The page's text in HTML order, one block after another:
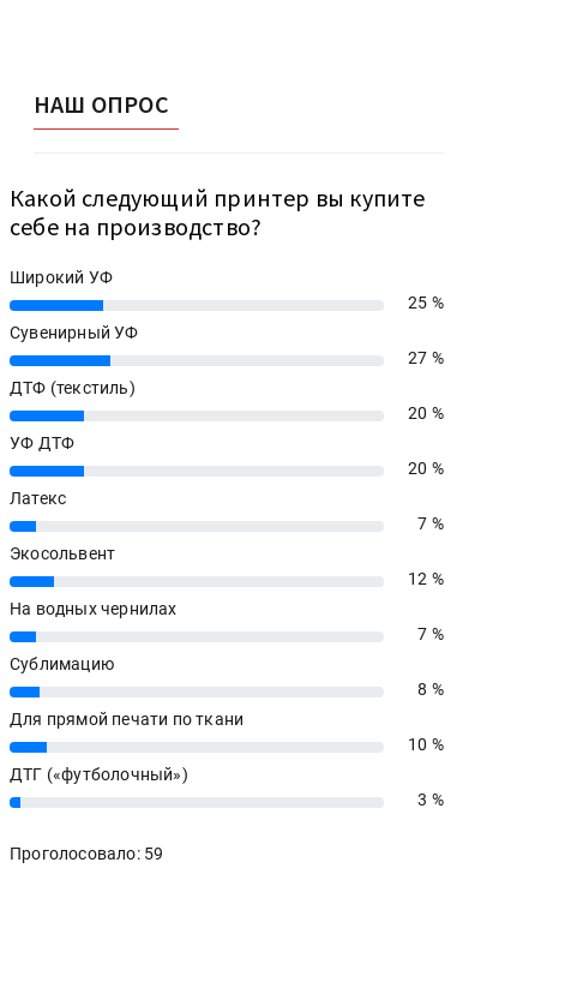
НАШ ОПРОС
Какой следующий принтер вы купите
себе на производство?
Широкий УФ
25%
25 %
Сувенирный УФ
27%
27 %
ДТФ (текстиль)
20%
20 %
УФ ДТФ
20%
20 %
Латекс
7%
7 %
Экосольвент
12%
12 %
На водных чернилах
7%
7 %
Сублимацию
8%
8 %
Для прямой печати по ткани
10%
10 %
ДТГ («футболочный»)
3% 3 %
Проголосовало: 59